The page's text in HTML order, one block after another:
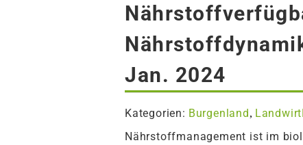
Jan. 2024
Kategorien: Burgenland ,
Nährstoffmanagement ist im